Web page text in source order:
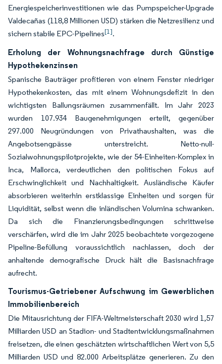
Energiespeicherinvestitionen wie das Pumpspeicher-Upgrade
Valdecañas (118,8 Millionen USD) stärken die Netzresilienz und
sichern stabile EPC-Pipelines[1].
Erholung der Wohnungsnachfrage durch Günstige
Hypothekenzinsen
Spanische Bauträger profitieren von einem Fenster niedriger
Hypothekenkosten, das mit einem Wohnungsdefizit in den
wichtigsten Ballungsräumen zusammenfällt. Im Jahr 2023
wurden 107.934 Baugenehmigungen erteilt, gegenüber
297.000 Neugründungen von Privathaushalten, was die
Angebotsengpässe unterstreicht. Netto-null-
Sozialwohnungspilotprojekte, wie der 54-Einheiten-Komplex in
Inca, Mallorca, verdeutlichen den politischen Fokus auf
Erschwinglichkeit und Nachhaltigkeit. Ausländische Käufer
absorbieren weiterhin erstklassige Einheiten und sorgen für
Liquidität, selbst wenn die inländischen Volumina schwanken.
Da sich die Finanzierungsbedingungen schrittweise
verschärfen, wird die im Jahr 2025 beobachtete vorgezogene
Pipeline-Befüllung voraussichtlich nachlassen, doch der
anhaltende demografische Druck hält die Basisnachfrage
aufrecht.
Tourismus-Getriebener Aufschwung im Gewerblichen
Immobilienbereich
Die Mitausrichtung der FIFA-Weltmeisterschaft 2030 wird 1,57
Milliarden USD an Stadion- und Stadtentwicklungsmaßnahmen
freisetzen, die einen geschätzten wirtschaftlichen Wert von 5,5
Milliarden USD und 82.000 Arbeitsplätze generieren. Zu den